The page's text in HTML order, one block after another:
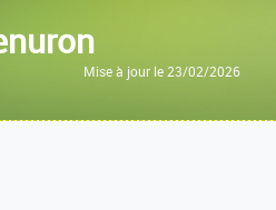
Mise à jour le 23/02/2026